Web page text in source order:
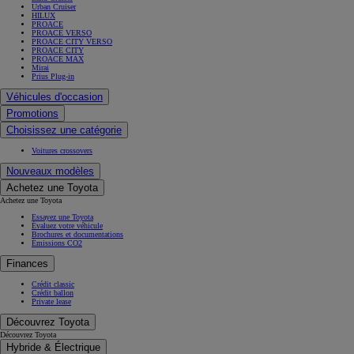
Urban Cruiser
HILUX
PROACE
PROACE VERSO
PROACE CITY VERSO
PROACE CITY
PROACE MAX
Mirai
Prius Plug-in
Véhicules d'occasion
Promotions
Choisissez une catégorie
Voitures crossovers
Nouveaux modèles
Achetez une Toyota
Achetez une Toyota
Essayez une Toyota
Évaluez votre véhicule
Brochures et documentations
Émissions CO2
Finances
Crédit classic
Crédit ballon
Private lease
Découvrez Toyota
Découvrez Toyota
Hybride & Électrique